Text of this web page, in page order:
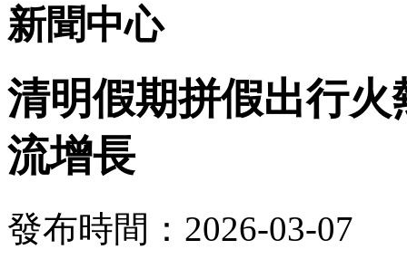
新聞中心
清明假期拼假出行
流增長
發布時間：2026-03-07